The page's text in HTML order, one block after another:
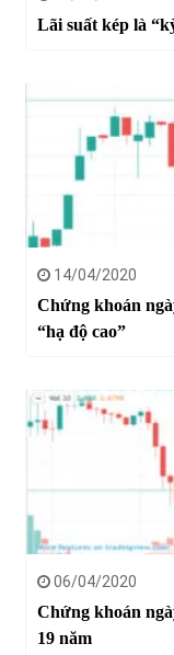
Lãi suất kép là
14/04/2020
Chứng khoán
“hạ độ cao”
06/04/2020
Chứng khoán
19 năm